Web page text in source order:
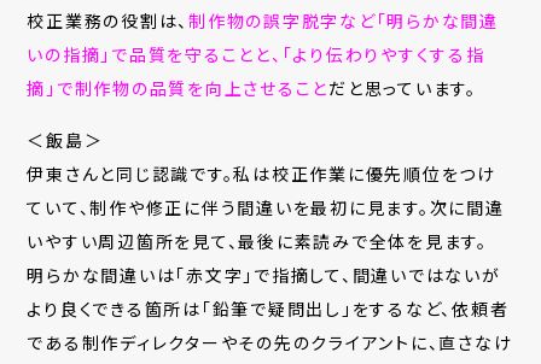
校正業務の役割は、制作物の誤字脱字など「明らかな間違
いの指摘」で品質を守ることと、「より伝わりやすくする指
摘」で制作物の品質を向上させることだと思っています。
＜飯島＞
伊東さんと同じ認識です。私は校正作業に優先順位をつけ
ていて、制作や修正に伴う間違いを最初に見ます。次に間違
いやすい周辺箇所を見て、最後に素読みで全体を見ます。
明らかな間違いは「赤文字」で指摘して、間違いではないが
より良くできる箇所は「鉛筆で疑問出し」をするなど、依頼者
である制作ディレクターやその先のクライアントに、直さなけ